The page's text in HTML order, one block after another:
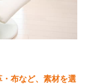
布など、素材を選